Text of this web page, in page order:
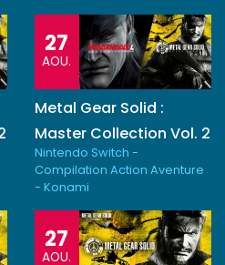
27
AOU.
Metal Gear Solid :
Master Collection Vol. 2
Nintendo Switch -
Compilation Action Aventure
- Konami
27
AOU.